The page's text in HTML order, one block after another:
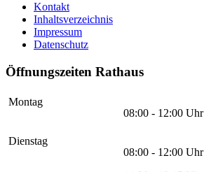
Kontakt
Inhaltsverzeichnis
Impressum
Datenschutz
Öffnungszeiten Rathaus
Montag
08:00 - 12:00 Uhr
Dienstag
08:00 - 12:00 Uhr